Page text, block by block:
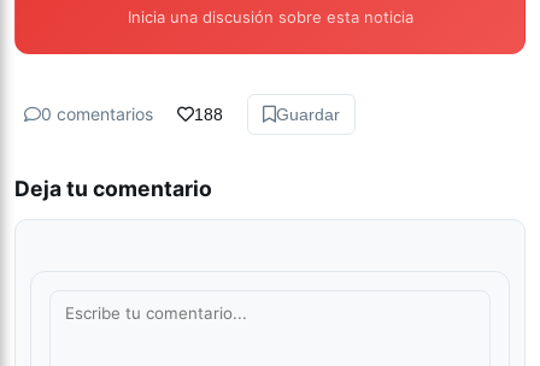
Inicia una discusión sobre esta noticia
0 comentarios 188 Guardar
Deja tu comentario